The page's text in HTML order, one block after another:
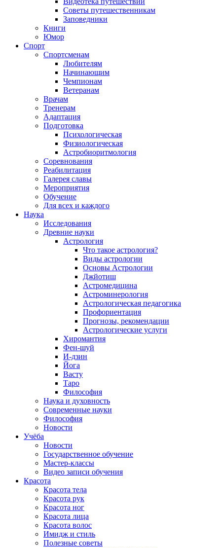
Советы путешественникам
Заповедники
Книги
Юмор
Спорт
Спортсменам
Любителям
Начинающим
Чемпионам
Ветеранам
Врачам
Тренерам
Адаптация
Подготовка
Психологическая
Физиологическая
Астробиоритмология
Соревнования
Реабилитация
Галерея славы
Мероприятия
Обучение
Для всех и каждого
Наука
Исследования
Древние науки
Астрология
Что такое астрология?
Виды астрологии
Основы Астрологии
Джйотиш
Астромедицина
Астроминерология
Астрологическая педагогика
Профориентация
Прогнозы, рекомендации
Астрологические услуги
Хиромантия
Фен-шуй
И-дзин
Йога
Васту
Таро
Философия
Наука и духовность
Современные науки
Философия
Новости
Учёба
Новости
Государственное обучение
Мастер-классы
Видео записи обучения
Красота
Красота тела
Красота рук
Красота ног
Красота лица
Красота волос
Имидж и стиль
Полезные советы